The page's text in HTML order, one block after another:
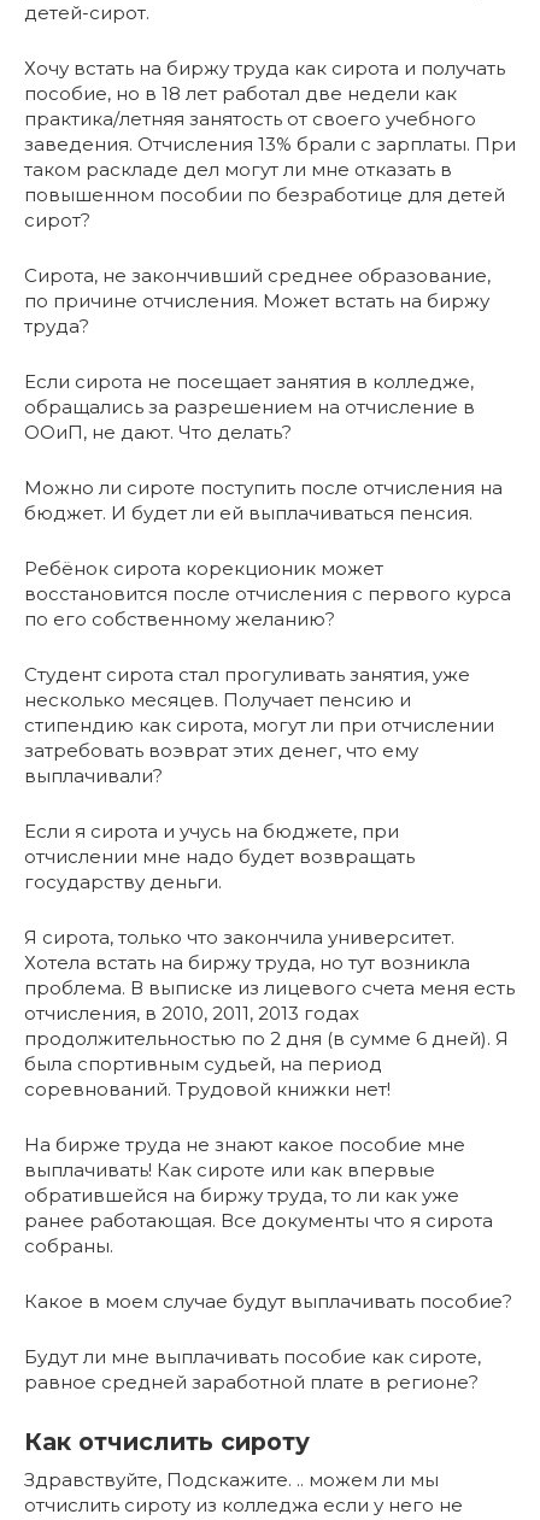
детей-сирот.
Хочу встать на биржу труда как сирота и получать
пособие, но в 18 лет работал две недели как
практика/летняя занятость от своего учебного
заведения. Отчисления 13% брали с зарплаты. При
таком раскладе дел могут ли мне отказать в
повышенном пособии по безработице для детей
сирот?
Сирота, не закончивший среднее образование,
по причине отчисления. Может встать на биржу
труда?
Если сирота не посещает занятия в колледже,
обращались за разрешением на отчисление в
ООиП, не дают. Что делать?
Можно ли сироте поступить после отчисления на
бюджет. И будет ли ей выплачиваться пенсия.
Ребёнок сирота корекционик может
восстановится после отчисления с первого курса
по его собственному желанию?
Студент сирота стал прогуливать занятия, уже
несколько месяцев. Получает пенсию и
стипендию как сирота, могут ли при отчислении
затребовать воэврат этих денег, что ему
выплачивали?
Если я сирота и учусь на бюджете, при
отчислении мне надо будет возвращать
государству деньги.
Я сирота, только что закончила университет.
Хотела встать на биржу труда, но тут возникла
проблема. В выписке из лицевого счета меня есть
отчисления, в 2010, 2011, 2013 годах
продолжительностью по 2 дня (в сумме 6 дней). Я
была спортивным судьей, на период
соревнований. Трудовой книжки нет!
На бирже труда не знают какое пособие мне
выплачивать! Как сироте или как впервые
обратившейся на биржу труда, то ли как уже
ранее работающая. Все документы что я сирота
собраны.
Какое в моем случае будут выплачивать пособие?
Будут ли мне выплачивать пособие как сироте,
равное средней заработной плате в регионе?
Как отчислить сироту
Здравствуйте, Подскажите. .. можем ли мы
отчислить сироту из колледжа если у него не